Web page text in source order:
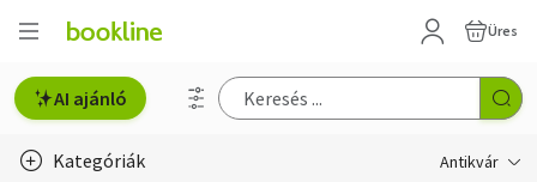
Üres
AI ajánló
Kategóriák Antikvár